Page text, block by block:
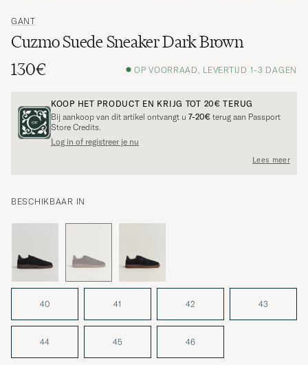
GANT
Cuzmo Suede Sneaker Dark Brown
130€
OP VOORRAAD, LEVERTIJD 1-3 DAGEN
KOOP HET PRODUCT EN KRIJG TOT 20€ TERUG
Bij aankoop van dit artikel ontvangt u 7-20€ terug aan Passport
Store Credits.
Log in of registreer je nu
Lees meer
BESCHIKBAAR IN
40 41 42 43
44 45 46